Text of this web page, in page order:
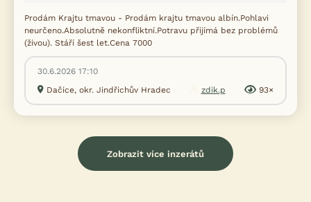
Prodám Krajtu tmavou - Prodám krajtu tmavou albín.Pohlavi
neurčeno.Absolutně nekonfliktní.Potravu přijímá bez problémů
(živou). Stáří šest let.Cena 7000
30.6.2026 17:10
Dačice, okr. Jindřichův Hradec
zdik.p 93×
Zobrazit více inzerátů